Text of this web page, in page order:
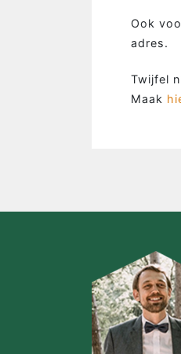
…de man
…de bruidegom
…de groep
Ook
adres.
Twijfel
Maak